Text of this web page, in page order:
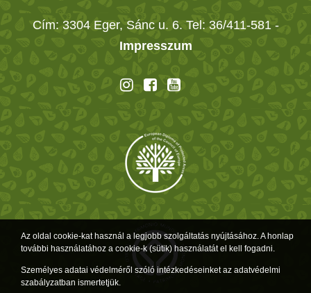
Cím: 3304 Eger, Sánc u. 6. Tel: 36/411-581 -
Impresszum
Az oldal cookie-kat használ a legjobb szolgáltatás nyújtásához. A honlap
további használatához a cookie-k (sütik) használatát el kell fogadni.
Személyes adatai védelméről szóló intézkedéseinket az adatvédelmi
szabályzatban ismertetjük.